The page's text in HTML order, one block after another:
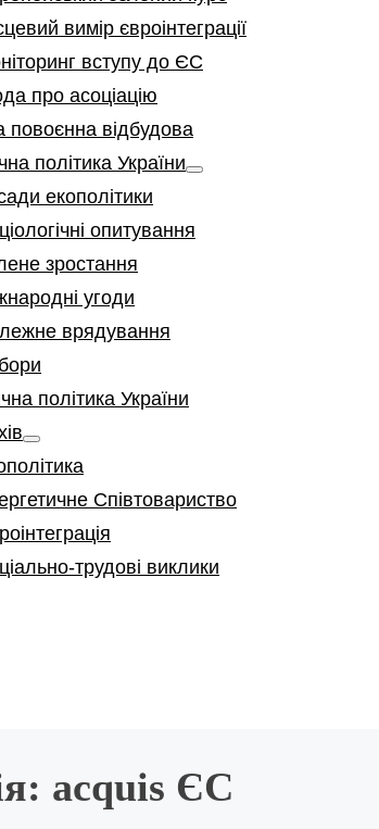
вимір євроінтеграції
вступу до ЄС
про асоціацію
повоєнна відбудова
політика України
Show
екополітики
опитування
зростання
угоди
врядування
політика України
Show
sub
menu
Співтовариство
трудові виклики
acquis ЄС